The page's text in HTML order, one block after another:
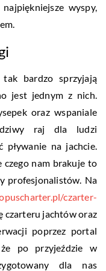
wyspy,
bardzo sprzyjają
jest jednym z nich.
oraz wspaniale
raj dla ludzi
pływanie na jachcie.
czego nam brakuje to
profesjonalistów. Na
czarter-
czarteru jachtów oraz
poprzez portal
po przyjeździe w
dla nas